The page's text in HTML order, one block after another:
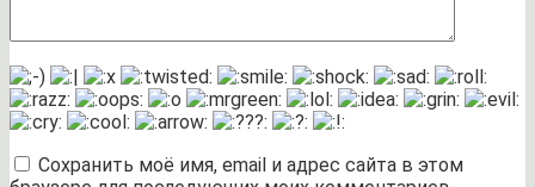
Сохранить моё имя, email и адрес сайта в этом